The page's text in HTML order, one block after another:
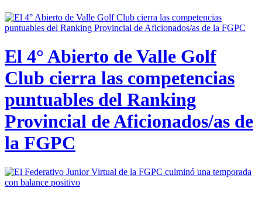
El 4° Abierto de Valle Golf
Club cierra las competencias
puntuables del Ranking
Provincial de Aficionados/as de
la FGPC